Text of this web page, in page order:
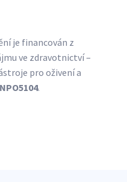
je financován z
ve zdravotnictví –
pro oživení a
.